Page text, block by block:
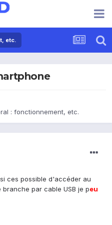
etc.
: fonctionnement, etc.
ces possible d'accéder au
par cable USB je peu